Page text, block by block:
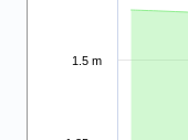
1.5 m